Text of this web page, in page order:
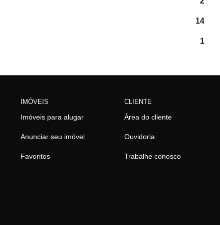
14
1
IMÓVEIS
Imóveis para alugar
Anunciar seu imóvel
Favoritos
CLIENTE
Área do cliente
Ouvidoria
Trabalhe conosco